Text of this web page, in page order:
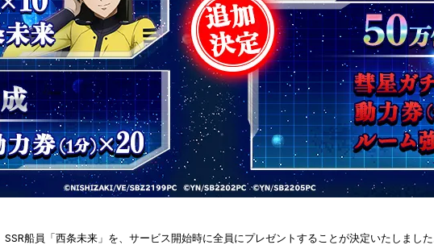
船員「西条未来」を、サービス開始時に全員にプレゼントすることが決定いたしました